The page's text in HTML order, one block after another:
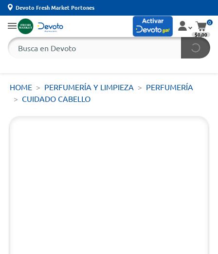
Devoto Fresh Market Portones
0
$0,00
HOME PERFUMERÍA Y LIMPIEZA
PERFUMERÍA
CUIDADO CABELLO